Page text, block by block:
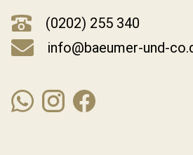
(0202) 255 340
info@baeumer-und-